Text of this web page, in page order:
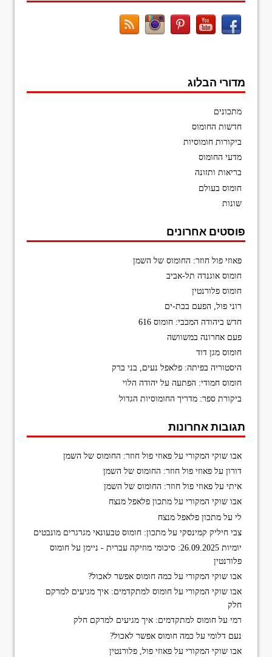
מדורי הבלוג
מתכונים
חדשות החומוס
ביקורות חומוסיות
מדעי החומוס
בריאות ותזונה
חומוס בעולם
שונות
פוסטים אחרונים
פאוזי פול חוזר: החומוס של השמן
חומוס אוגנדה תל-אביב
חומוס פלורנטין
רוני פול, הפעם בבת-ים
חדש ביהודה המכבי: חומוס 616
פעם אחרונה במשוושה
חומוס מגן דוד
היסטוריה בפיתה: פלאפל נעים, בני ברק
חומוס חמודי: הפתעה על יהודה הלוי
ביקורת ספר: מדריך החומוסיות הגדול
תגובות אחרונות
אבו שוקי המקורי עלפאוזי פול חוזר: החומוס של השמן
דורון עלפאוזי פול חוזר: החומוס של השמן
איתי עלפאוזי פול חוזר: החומוס של השמן
אבו שוקי המקורי עלמתכון פלאפל מנצח
לי עלמתכון פלאפל מנצח
צבי חיליק קמינסקי עלמתכון: חומוס טבעונאי מגרגרים מונבטים
יומיות 26.09.2025: סיכומי מוזיקה עברית - ניימן
עלחומוס
פלורנטין
אבו שוקי המקורי על כמה חומוס אפשר לאכול?
אבו שוקי המקורי עלחומוס למתקדמים: איך מגיעים למרקם
חלק
רמי עלחומוס למתקדמים: איך מגיעים למרקם חלק
נעם דלומי על כמה חומוס אפשר לאכול?
אבו שוקי המקורי עלפאוזי פול, פלורנטין